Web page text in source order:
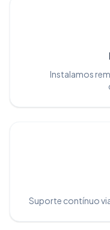
Instalamos
Suporte contínuo